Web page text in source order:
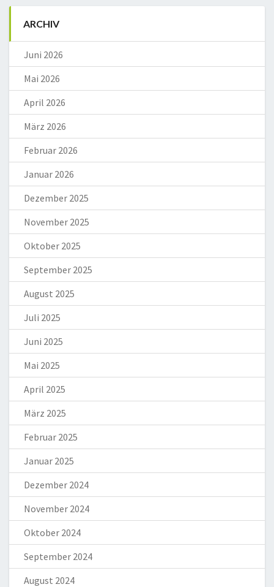
ARCHIV
Juni 2026
Mai 2026
April 2026
März 2026
Februar 2026
Januar 2026
Dezember 2025
November 2025
Oktober 2025
September 2025
August 2025
Juli 2025
Juni 2025
Mai 2025
April 2025
März 2025
Februar 2025
Januar 2025
Dezember 2024
November 2024
Oktober 2024
September 2024
August 2024